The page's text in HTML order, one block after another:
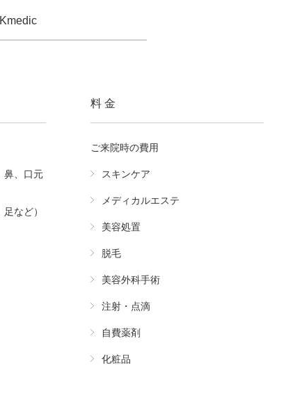
鼻、口元
など）
料 金
ご来院時の費用
スキンケア
メディカルエステ
美容処置
脱毛
美容外科手術
注射・点滴
自費薬剤
化粧品